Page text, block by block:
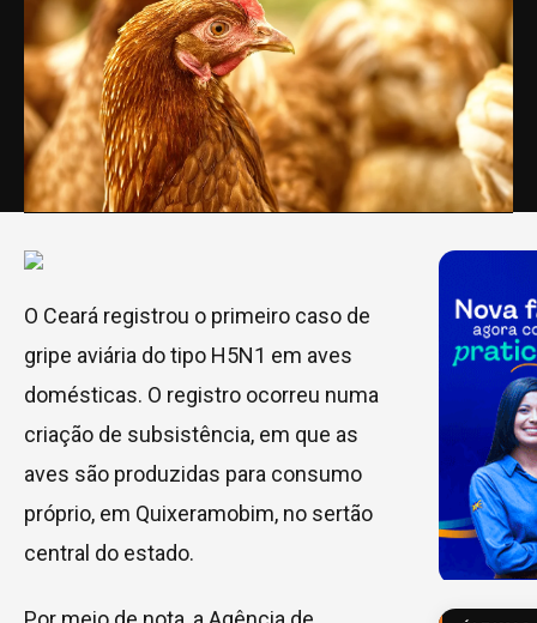
O Ceará registrou o primeiro caso de
gripe aviária do tipo H5N1 em aves
domésticas. O registro ocorreu numa
criação de subsistência, em que as
aves são produzidas para consumo
próprio, em Quixeramobim, no sertão
central do estado.